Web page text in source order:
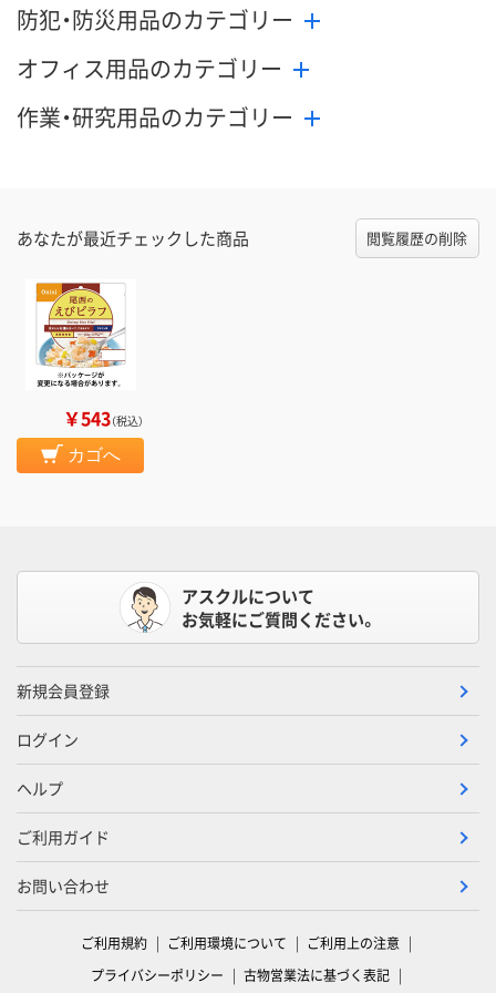
防犯・防災用品のカテゴリー
オフィス用品のカテゴリー
作業・研究用品のカテゴリー
あなたが最近チェックした商品 閲覧履歴の削除
￥543（税込）
カゴへ
アスクルについて
お気軽にご質問ください。
新規会員登録
ログイン
ヘルプ
ご利用ガイド
お問い合わせ
ご利用規約 ご利用環境について
ご利用上の注意
プライバシーポリシー
古物営業法に基づく表記